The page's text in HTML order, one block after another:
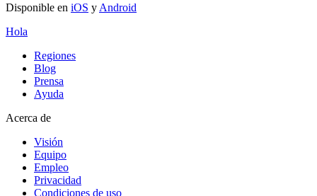
Disponible en iOS y Android
Hola
Regiones
Blog
Prensa
Ayuda
Acerca de
Visión
Equipo
Empleo
Privacidad
Condiciones de uso